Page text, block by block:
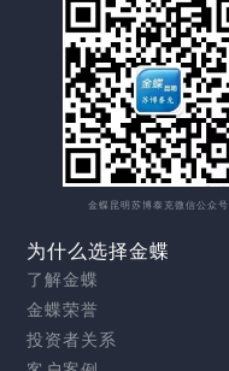
金蝶昆明苏博泰克微信公众号
为什么选择金蝶
了解金蝶
金蝶荣誉
投资者关系